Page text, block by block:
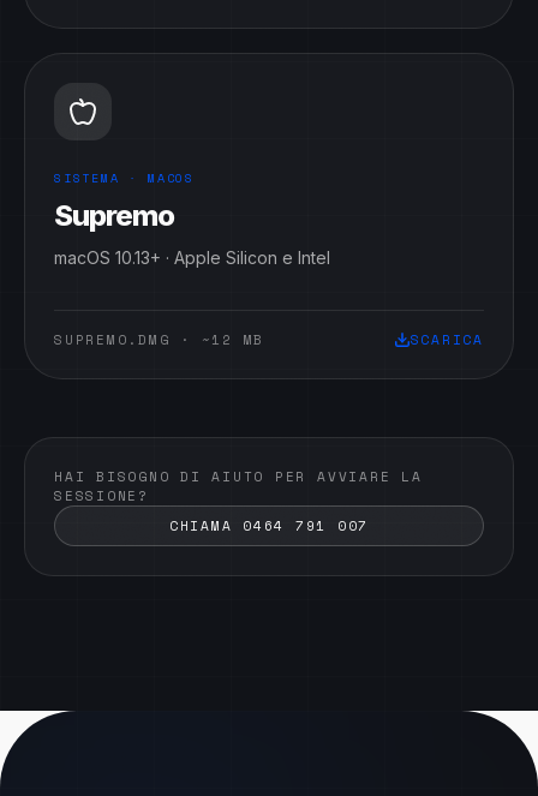
SISTEMA · MACOS
Supremo
macOS 10.13+ · Apple Silicon e Intel
SUPREMO.DMG · ~12 MB SCARICA
HAI BISOGNO DI AIUTO PER AVVIARE LA
SESSIONE?
CHIAMA 0464 791 007